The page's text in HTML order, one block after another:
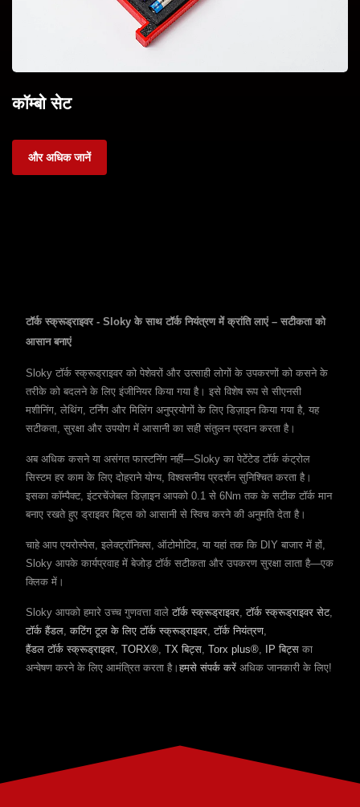
कॉम्बो सेट
और अधिक जानें
टॉर्क स्क्रूड्राइवर - Sloky के साथ टॉर्क नियंत्रण में क्रांति लाएं – सटीकता को
आसान बनाएं
Sloky टॉर्क स्क्रूड्राइवर को पेशेवरों और उत्साही लोगों के उपकरणों को कसने के
तरीके को बदलने के लिए इंजीनियर किया गया है। इसे विशेष रूप से सीएनसी
मशीनिंग, लेथिंग, टर्निंग और मिलिंग अनुप्रयोगों के लिए डिज़ाइन किया गया है, यह
सटीकता, सुरक्षा और उपयोग में आसानी का सही संतुलन प्रदान करता है।
अब अधिक कसने या असंगत फास्टनिंग नहीं—Sloky का पेटेंटेड टॉर्क कंट्रोल
सिस्टम हर काम के लिए दोहराने योग्य, विश्वसनीय प्रदर्शन सुनिश्चित करता है।
इसका कॉम्पैक्ट, इंटरचेंजेबल डिज़ाइन आपको 0.1 से 6Nm तक के सटीक टॉर्क मान
बनाए रखते हुए ड्राइवर बिट्स को आसानी से स्विच करने की अनुमति देता है।
चाहे आप एयरोस्पेस, इलेक्ट्रॉनिक्स, ऑटोमोटिव, या यहां तक कि DIY बाजार में हों,
Sloky आपके कार्यप्रवाह में बेजोड़ टॉर्क सटीकता और उपकरण सुरक्षा लाता है—एक
क्लिक में।
Sloky आपको हमारे उच्च गुणवत्ता वालेटॉर्क स्क्रूड्राइवर,टॉर्क स्क्रूड्राइवर सेट,
टॉर्क हैंडल,कटिंग टूल के लिए टॉर्क स्क्रूड्राइवर,टॉर्क नियंत्रण,
हैंडल टॉर्क स्क्रूड्राइवर, TORX®, TX बिट्स, Torx plus®, IP बिट्स का
अन्वेषण करने के लिए आमंत्रित करता है।हमसे संपर्क करें अधिक जानकारी के लिए!